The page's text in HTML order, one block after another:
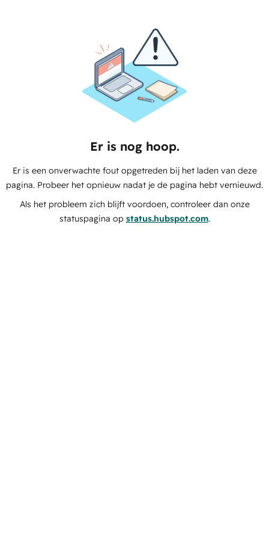
Er is nog hoop.
Er is een onverwachte fout opgetreden bij het laden van deze
pagina. Probeer het opnieuw nadat je de pagina hebt vernieuwd.
Als het probleem zich blijft voordoen, controleer dan onze
statuspagina op status.hubspot.com.